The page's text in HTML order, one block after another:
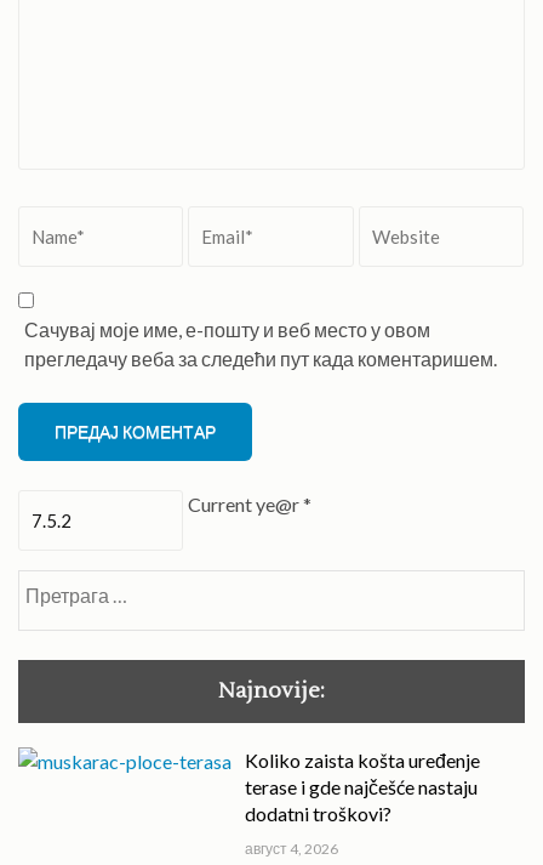
Сачувај моје име, е-пошту и веб место у овом
прегледачу веба за следећи пут када коментаришем.
Current ye@r*
Najnovije:
Koliko zaista košta uređenje
terase i gde najčešće nastaju
dodatni troškovi?
август 4, 2026